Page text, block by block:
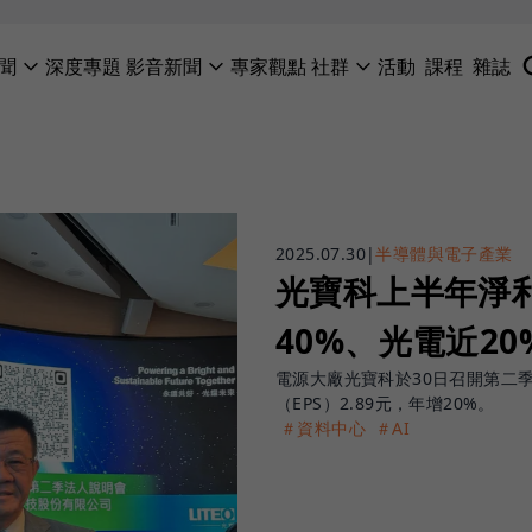
深度專題 影音新聞 專家觀點社群 活動 課程 雜誌
2025.07.30|半導體與電子產業
光寶科上半年淨
40%、光電近
電源大廠光寶科於30日召開第二
（EPS）2.89元，年增20%。
＃資料中心 ＃AI